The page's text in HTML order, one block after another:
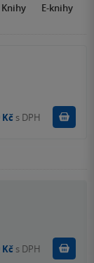
Knihy E-knihy
Kč s DPH
Kč s DPH Koupit